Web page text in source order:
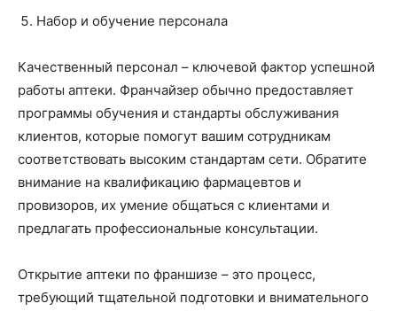
Набор и обучение персонала
Качественный персонал – ключевой фактор успешной
работы аптеки. Франчайзер обычно предоставляет
программы обучения и стандарты обслуживания
клиентов, которые помогут вашим сотрудникам
соответствовать высоким стандартам сети. Обратите
внимание на квалификацию фармацевтов и
провизоров, их умение общаться с клиентами и
предлагать профессиональные консультации.
Открытие аптеки по франшизе – это процесс,
требующий тщательной подготовки и внимательного